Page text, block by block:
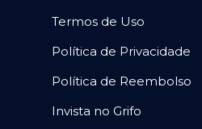
Termos de Uso
Política de Privacidade
Política de Reembolso
Invista no Grifo